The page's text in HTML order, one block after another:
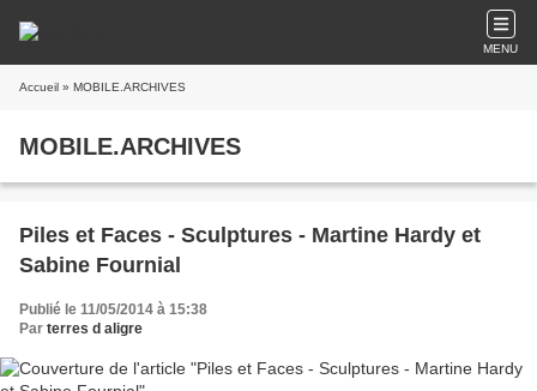
MENU
Accueil » MOBILE.ARCHIVES
MOBILE.ARCHIVES
Piles et Faces - Sculptures - Martine Hardy et
Sabine Fournial
Publié le 11/05/2014 à 15:38
Par terres d aligre